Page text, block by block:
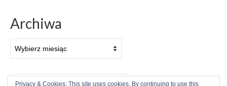
Archiwa
Szuklaj
Privacy & Cookies: This site uses cookies. By continuing to use this